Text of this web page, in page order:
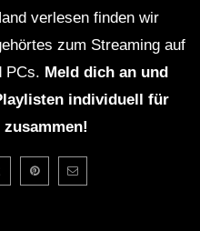
zum DJ Set
der Sets
gestreamt, sodass
Ort sind, Eintritt in
verlesen finden wir
zum Streaming auf
PCs. Meld dich an und
individuell für